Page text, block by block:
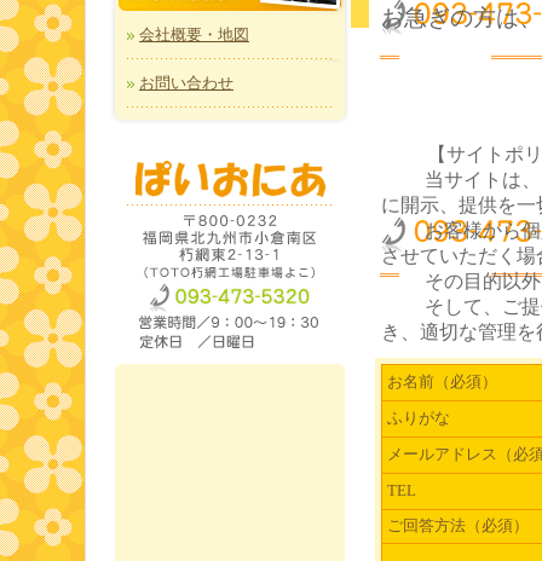
会社概要・地図
お問い合わせ
お急ぎの方は
【サイトポ
当サイトは、お
に開示、提供を
お客様から個人
させていただく
その目的以外に
そして、ご提供
き、適切な管理
お名前（必須）
ふりがな
メールアドレス（必
TEL
ご回答方法（必須）